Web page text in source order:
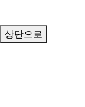
상단으로